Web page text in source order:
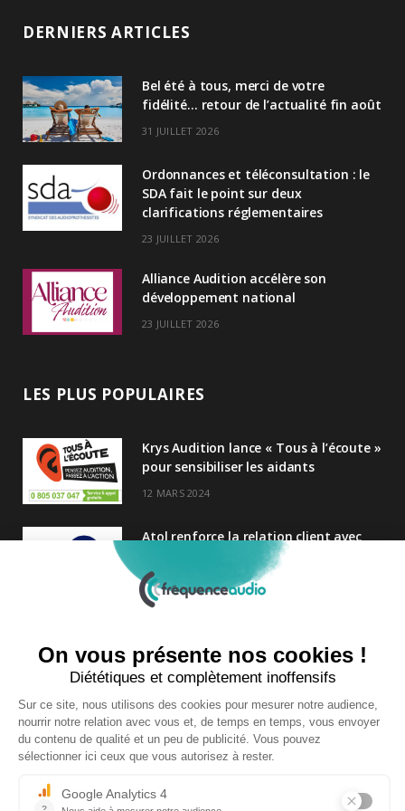
e
n
DERNIERS ARTICLES
Bel été à tous, merci de votre
fidélité… retour de l’actualité fin août
31 JUILLET 2026
Ordonnances et téléconsultation : le
SDA fait le point sur deux
clarifications réglementaires
23 JUILLET 2026
Alliance Audition accélère son
développement national
23 JUILLET 2026
LES PLUS POPULAIRES
Krys Audition lance « Tous à l’écoute »
pour sensibiliser les aidants
12 MARS 2024
Atol renforce la relation client avec
une nouvelle campagne axée sur la
satisfaction
25 FÉVRIER 2025
Audition Conseil
27 MARS 2024